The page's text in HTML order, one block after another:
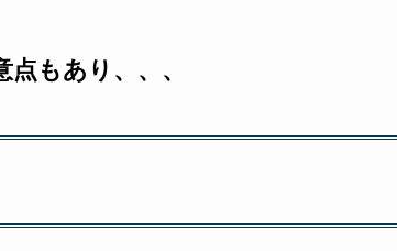
もあり、、、